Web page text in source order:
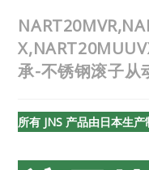
承-不锈钢滚子从
所有 JNS 产品由日本生产